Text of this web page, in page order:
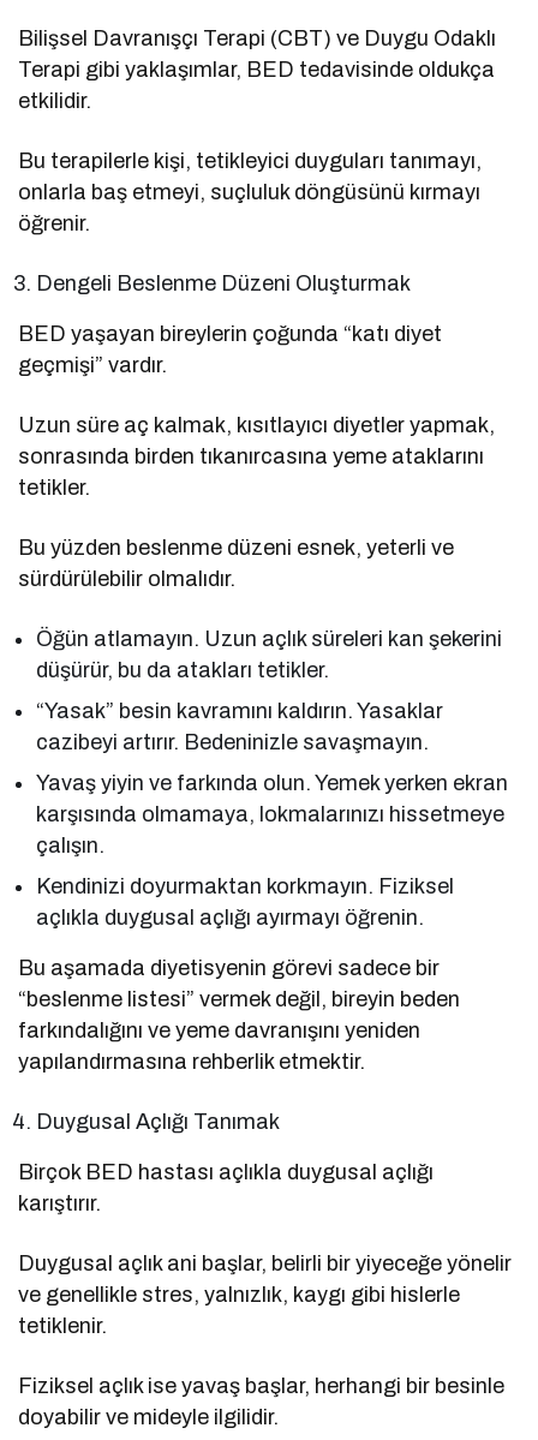
Bilişsel Davranışçı Terapi (CBT) ve Duygu Odaklı
Terapi gibi yaklaşımlar, BED tedavisinde oldukça
etkilidir.
Bu terapilerle kişi, tetikleyici duyguları tanımayı,
onlarla baş etmeyi, suçluluk döngüsünü kırmayı
öğrenir.
Dengeli Beslenme Düzeni Oluşturmak
BED yaşayan bireylerin çoğunda “katı diyet
geçmişi” vardır.
Uzun süre aç kalmak, kısıtlayıcı diyetler yapmak,
sonrasında birden tıkanırcasına yeme ataklarını
tetikler.
Bu yüzden beslenme düzeni esnek, yeterli ve
sürdürülebilir olmalıdır.
Öğün atlamayın. Uzun açlık süreleri kan şekerini
düşürür, bu da atakları tetikler.
“Yasak” besin kavramını kaldırın. Yasaklar
cazibeyi artırır. Bedeninizle savaşmayın.
Yavaş yiyin ve farkında olun. Yemek yerken ekran
karşısında olmamaya, lokmalarınızı hissetmeye
çalışın.
Kendinizi doyurmaktan korkmayın. Fiziksel
açlıkla duygusal açlığı ayırmayı öğrenin.
Bu aşamada diyetisyenin görevi sadece bir
“beslenme listesi” vermek değil, bireyin beden
farkındalığını ve yeme davranışını yeniden
yapılandırmasına rehberlik etmektir.
Duygusal Açlığı Tanımak
Birçok BED hastası açlıkla duygusal açlığı
karıştırır.
Duygusal açlık ani başlar, belirli bir yiyeceğe yönelir
ve genellikle stres, yalnızlık, kaygı gibi hislerle
tetiklenir.
Fiziksel açlık ise yavaş başlar, herhangi bir besinle
doyabilir ve mideyle ilgilidir.